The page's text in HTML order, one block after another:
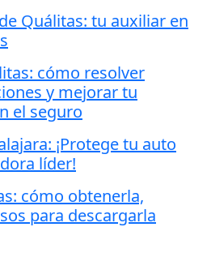
Quálitas: tu auxiliar en
cómo resolver
y mejorar tu
el seguro
¡Protege tu auto
líder!
cómo obtenerla,
para descargarla